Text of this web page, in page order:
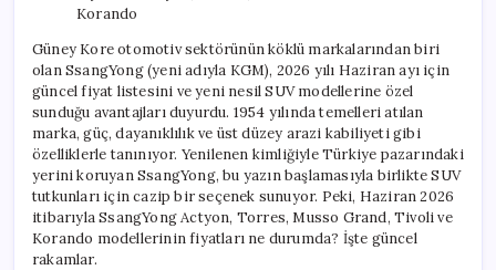
Grand
ve
Korando
için
Güney Kore otomotiv sektörünün köklü markalarından biri
olan SsangYong (yeni adıyla KGM), 2026 yılı Haziran ayı için
güncel fiyat listesini ve yeni nesil SUV modellerine özel
sunduğu avantajları duyurdu. 1954 yılında temelleri atılan
marka, güç, dayanıklılık ve üst düzey arazi kabiliyeti gibi
özelliklerle tanınıyor. Yenilenen kimliğiyle Türkiye pazarındaki
yerini koruyan SsangYong, bu yazın başlamasıyla birlikte SUV
tutkunları için cazip bir seçenek sunuyor. Peki, Haziran 2026
itibarıyla SsangYong Actyon, Torres, Musso Grand, Tivoli ve
Korando modellerinin fiyatları ne durumda? İşte güncel
rakamlar.